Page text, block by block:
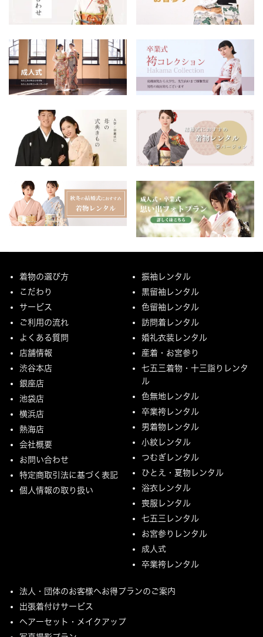
着物の選び方
こだわり
サービス
ご利用の流れ
よくある質問
店舗情報
渋谷本店
銀座店
池袋店
横浜店
熱海店
会社概要
お問い合わせ
特定商取引法に基づく表記
個人情報の取り扱い
振袖レンタル
黒留袖レンタル
色留袖レンタル
訪問着レンタル
婚礼衣装レンタル
産着・お宮参り
七五三着物・十三詣りレンタ
ル
色無地レンタル
卒業袴レンタル
男着物レンタル
小紋レンタル
つむぎレンタル
ひとえ・夏物レンタル
浴衣レンタル
喪服レンタル
七五三レンタル
お宮参りレンタル
成人式
卒業袴レンタル
法人・団体のお客様へお得プランのご案内
出張着付けサービス
ヘアーセット・メイクアップ